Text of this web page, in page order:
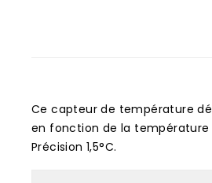
Ce capteur de température
en fonction de la température
Précision 1,5°C.